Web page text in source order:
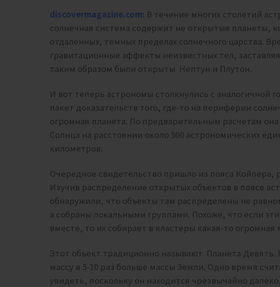
discovermagazine.com: В течение многих столетий
солнечная система содержит не открытые планеты,
отдаленных, темных пределах солнечного царства.
гравитационные эффекты неизвестных тел,
таким образом были открыты Нептун и Плутон.
И вот теперь астрономы столкнулись с аналогичной
пакет доказательств того, где-то на периферии
огромная планета. По предварительным расчетам она
Солнца на расстоянии около 500 астрономических
километров.
Очередное свидетельство пришло из пояса Койпера,
Изучив распределение открытых объектов в поясе
обнаружили, что объекты там распределены не
а собраны локальными группами. Похоже, что если
вместе, то их собирает в кластеры какая-то огромная
Этот объект традиционно называют Планета
массу в 5-10 раз больше массы Земли. Одно время
увидеть, поскольку он находится чрезвычайно